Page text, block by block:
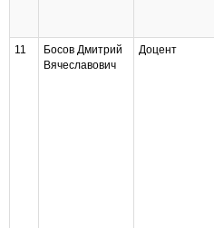
11
Босов Дмитрий
Вячеславович
Доцент